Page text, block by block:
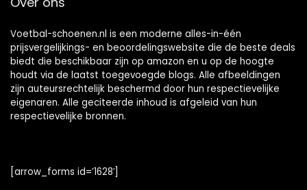
Voetbal-schoenen.nl is een moderne alles-in-één
prijsvergelijkings- en beoordelingswebsite die de beste deals
biedt die beschikbaar zijn op amazon en u op de hoogte
houdt via de laatst toegevoegde blogs. Alle afbeeldingen
zijn auteursrechtelijk beschermd door hun respectievelijke
eigenaren. Alle geciteerde inhoud is afgeleid van hun
respectievelijke bronnen.
[arrow_forms id=’1628′]